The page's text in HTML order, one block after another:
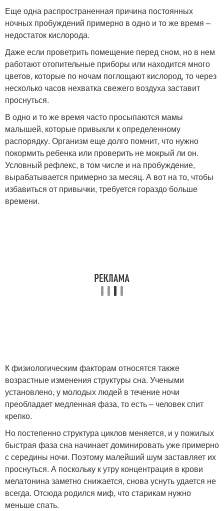
Еще одна распространенная причина постоянных
ночных пробуждений примерно в одно и то же время –
недостаток кислорода.
Даже если проветрить помещение перед сном, но в нем
работают отопительные приборы или находится много
цветов, которые по ночам поглощают кислород, то через
несколько часов нехватка свежего воздуха заставит
проснуться.
В одно и то же время часто просыпаются мамы
малышей, которые привыкли к определенному
распорядку. Организм еще долго помнит, что нужно
покормить ребенка или проверить не мокрый ли он.
Условный рефлекс, в том числе и на пробуждение,
вырабатывается примерно за месяц. А вот на то, чтобы
избавиться от привычки, требуется гораздо больше
времени.
К физиологическим факторам относятся также
возрастные изменения структуры сна. Учеными
установлено, у молодых людей в течение ночи
преобладает медленная фаза, то есть – человек спит
крепко.
Но постепенно структура циклов меняется, и у пожилых
быстрая фаза сна начинает доминировать уже примерно
с середины ночи. Поэтому малейший шум заставляет их
проснуться. А поскольку к утру концентрация в крови
мелатонина заметно снижается, снова уснуть удается не
всегда. Отсюда родился миф, что старикам нужно
меньше спать.